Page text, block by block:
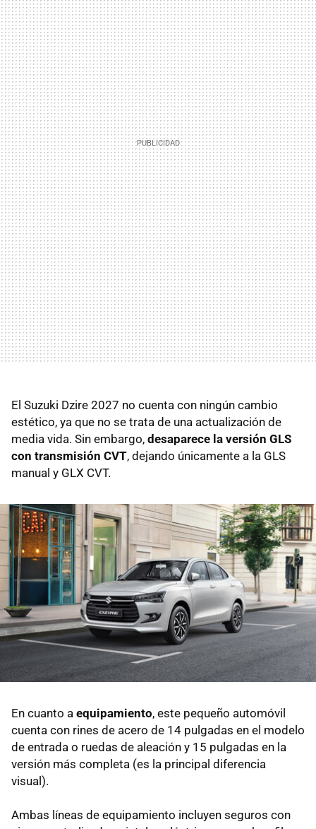
El Suzuki Dzire 2027 no cuenta con ningún cambio
estético, ya que no se trata de una actualización de
media vida. Sin embargo, desaparece la versión GLS
con transmisión CVT, dejando únicamente a la GLS
manual y GLX CVT.
En cuanto a equipamiento, este pequeño automóvil
cuenta con rines de acero de 14 pulgadas en el modelo
de entrada o ruedas de aleación y 15 pulgadas en la
versión más completa (es la principal diferencia
visual).
Ambas líneas de equipamiento incluyen seguros con